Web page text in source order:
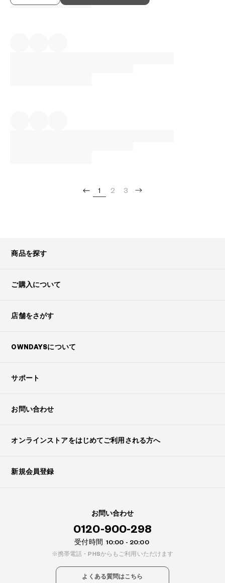
1 2 3
商品を探す
ご購入について
店舗をさがす
OWNDAYSについて
サポート
お問い合わせ
オンラインストアをはじめてご利用される方へ
新規会員登録
お問い合わせ
0120-900-298
受付時間 10:00 - 20:00
携帯電話・PHSからもご利用いただけます
よくある質問はこちら